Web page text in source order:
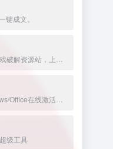
键成文。
级工具